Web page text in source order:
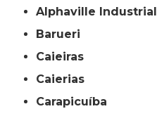
Alphaville Industrial
Barueri
Caieiras
Caierias
Carapicuíba